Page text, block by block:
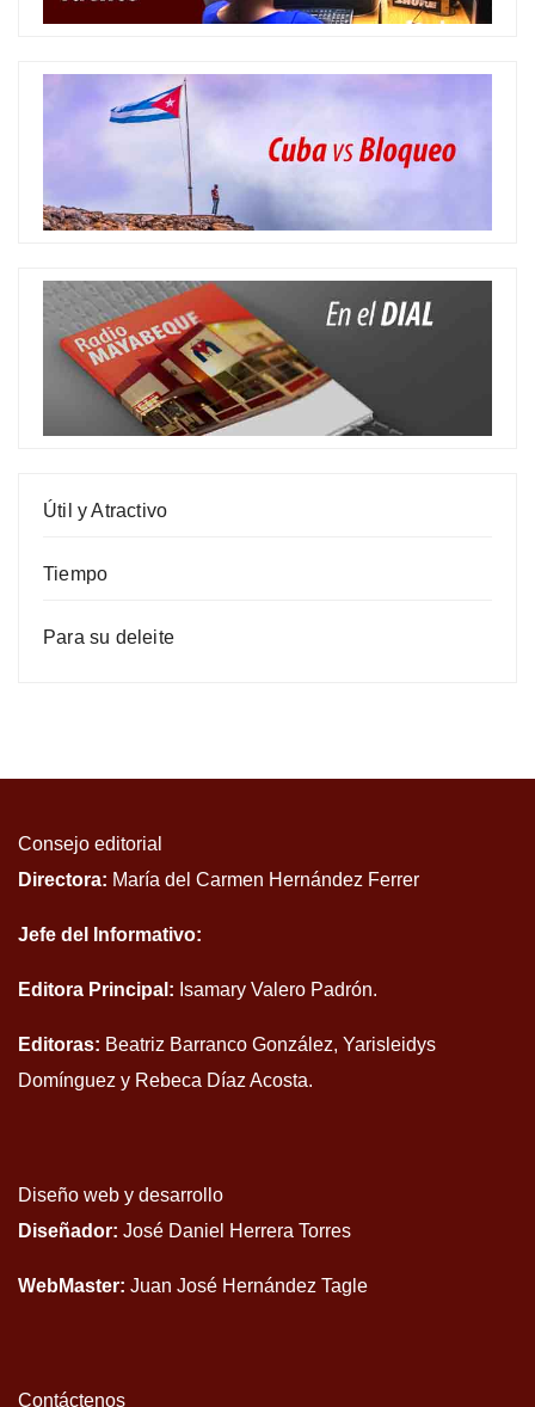
Útil y Atractivo
Tiempo
Para su deleite
Consejo editorial
Directora: María del Carmen Hernández Ferrer
Jefe del Informativo:
Editora Principal: Isamary Valero Padrón.
Editoras: Beatriz Barranco González, Yarisleidys
Domínguez y Rebeca Díaz Acosta.
Diseño web y desarrollo
Diseñador: José Daniel Herrera Torres
WebMaster: Juan José Hernández Tagle
Contáctenos